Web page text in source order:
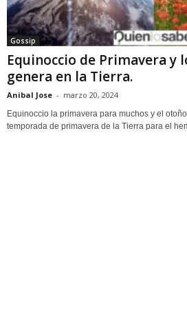
Gossip
Equinoccio de Primavera y
genera en la Tierra.
Anibal Jose - marzo 20, 2024
Equinoccio la primavera para muchos y el
temporada de primavera de la Tierra para el